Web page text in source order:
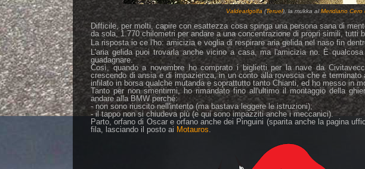
Valdearlgolfa (Teruel), la mukka alMeridiano Cero
Difficile, per molti, capire con esattezza cosa spinga una persona sana di
da sola, 1.770 chilometri per andare a una concentrazione di propri simili, tutti
La risposta io ce l'ho: amicizia e voglia di respirare aria gelida nel naso fin
L'aria gelida puoi trovarla anche vicino a casa, ma l'amicizia no. È
guadagnare.
Così, quando a novembre ho comprato i biglietti per la nave da
crescendo di ansia e di impazienza, in un conto alla rovescia che è
infilato in borsa qualche mutanda e soprattutto tanto Chianti, ed ho messo in
Tanto per non smentirmi, ho rimandato fino all'ultimo il montaggio della
andare alla BMW perché:
- non sono riuscito nell'intento (ma bastava leggere le istruzioni);
- il tappo non si chiudeva più (e qui sono impazziti anche i meccanici).
Parto, orfano di Oscar e orfano anche dei Pinguini (sparita anche la pagina
fila, lasciando il posto ai Motauros